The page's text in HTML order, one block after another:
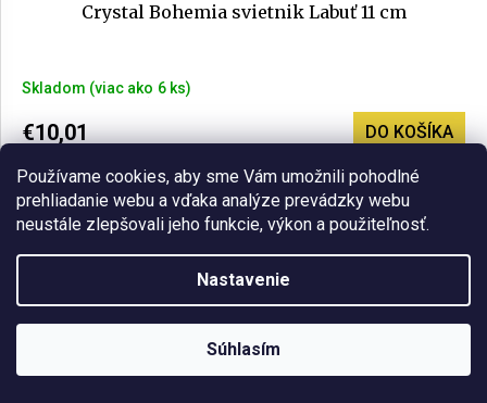
Používame cookies, aby sme Vám umožnili pohodlné
prehliadanie webu a vďaka analýze prevádzky webu
neustále zlepšovali jeho funkcie, výkon a použiteľnosť.
Nastavenie
Súhlasím
Crystal Bohemia svietnik Labuť 11 cm
hodnotenie
produktu
je
5,0
hviezdičiek.
Skladom (>6 ks)
€10,01 DO KOŠÍKA